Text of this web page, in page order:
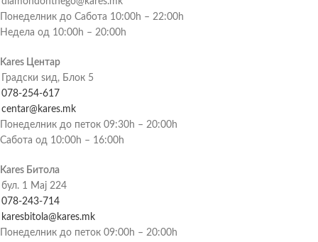
Понеделник до Сабота 10:00h – 22:00h
Недела од 10:00h – 20:00h
Kares Центар
Градски ѕид, Блок 5
078-254-617
centar@kares.mk
Понеделник до петок 09:30h – 20:00h
Сабота од 10:00h – 16:00h
Kares Битола
бул. 1 Мај 224
078-243-714
karesbitola@kares.mk
Понеделник до петок 09:00h – 20:00h